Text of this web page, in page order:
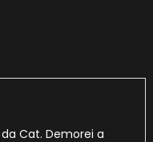
Cat. Demorei a